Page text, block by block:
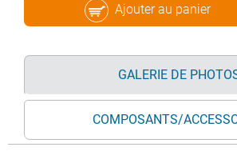
Ajouter au panier
GALERIE DE
COMPOSANTS/